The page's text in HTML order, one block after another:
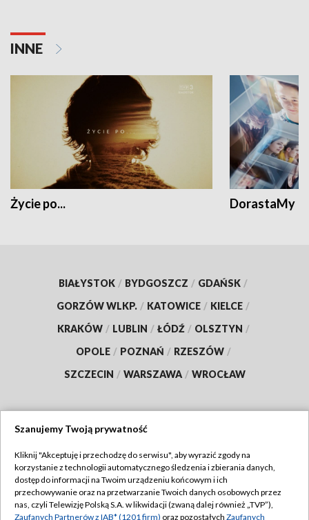
INNE
Życie po... DorastaMy
BIAŁYSTOK / BYDGOSZCZ / GDAŃSK /
GORZÓW WLKP. / KATOWICE / KIELCE /
KRAKÓW / LUBLIN / ŁÓDŹ / OLSZTYN /
OPOLE / POZNAŃ / RZESZÓW /
SZCZECIN / WARSZAWA / WROCŁAW
TVP
Abonament TVP
Emisja w TVP
Regulamin TVP
Szanujemy Twoją prywatność
Kliknij "Akceptuję i przechodzę do serwisu", aby wyrazić zgody na
korzystanie z technologii automatycznego śledzenia i zbierania danych,
dostęp do informacji na Twoim urządzeniu końcowym i ich
przechowywanie oraz na przetwarzanie Twoich danych osobowych przez
nas, czyli Telewizję Polską S.A. w likwidacji (zwaną dalej również „TVP”),
Zaufanych Partnerów z IAB* (1201 firm) oraz pozostałych Zaufanych